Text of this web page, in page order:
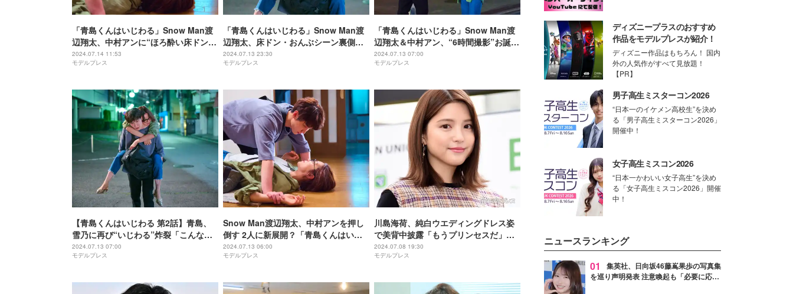
「青島くんはいじわる」Snow Man渡
辺翔太、中村アンに“ほろ酔い床ドン”
キス寸止めラストに悶絶の声「不意打
ちずるい」
2024.07.14 11:53
モデルプレス
「青島くんはいじわる」Snow Man渡
辺翔太、床ドン・おんぶシーン裏側明
らかに「この日のために筋トレしてま
したから」
2024.07.13 23:30
モデルプレス
「青島くんはいじわる」Snow Man渡
辺翔太＆中村アン、“6時間撮影”お誕生
日キスで脚本になかった演出とは キュ
ンシーンは「もはやスポーツ」【田中
2024.07.13 07:00
モデルプレス
【青島くんはいじわる 第2話】青島、
雪乃に再び“いじわる”炸裂「こんな素
敵な彼女、簡単に手放したくないん
で」
2024.07.13 07:00
モデルプレス
Snow Man渡辺翔太、中村アンを押し
倒す 2人に新展開？「青島くんはいじ
わる」胸キュン新カット公開
2024.07.13 06:00
モデルプレス
川島海荷、純白ウエディングドレス姿
で美背中披露「もうプリンセスだ」
「シンデレラ」の声
2024.07.08 19:30
モデルプレス
ディズニープラスのおすすめ
作品をモデルプレスが紹介！
ディズニー作品はもちろん！ 国内
外の人気作がすべて見放題！
【PR】
男子高生ミスターコン2026
“日本一のイケメン高校生”を決め
る「男子高生ミスターコン2026」
開催中！
女子高生ミスコン2026
“日本一かわいい女子高生”を決め
る「女子高生ミスコン2026」開催
中！
ニュースランキング
01
集英社、日向坂46藤嶌果歩の写真集
を巡り声明発表 注意喚起も「必要に応じ